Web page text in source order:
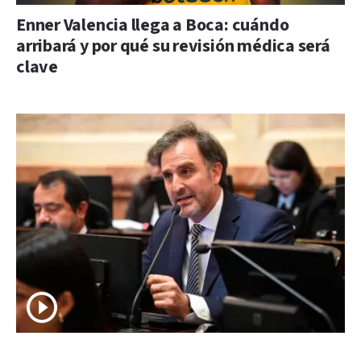
Enner Valencia llega a Boca: cuándo
arribará y por qué su revisión médica será
clave